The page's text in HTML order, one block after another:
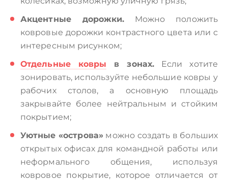
Акцентные дорожки. Можно положить
ковровые дорожки контрастного цвета или с
интересным рисунком;
Отдельные ковры в зонах. Если хотите
зонировать, используйте небольшие ковры у
рабочих столов, а основную площадь
закрывайте более нейтральным и стойким
покрытием;
Уютные «острова»можно создать в больших
открытых офисах для командной работы или
неформального общения, используя
ковровое покрытие, которое отличается от